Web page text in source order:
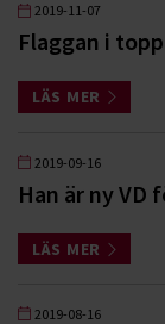
2019-11-07
Flaggan i
LÄS MER
2019-09-16
Han är ny VD
LÄS MER
2019-08-16